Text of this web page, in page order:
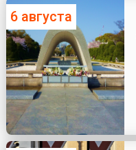
6 августа